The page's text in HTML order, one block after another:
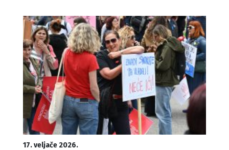
17. veljače 2026.